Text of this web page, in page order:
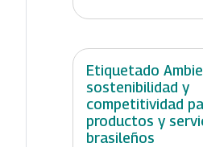
Etiquetado
sostenibilidad y
competitividad
productos y
brasileños